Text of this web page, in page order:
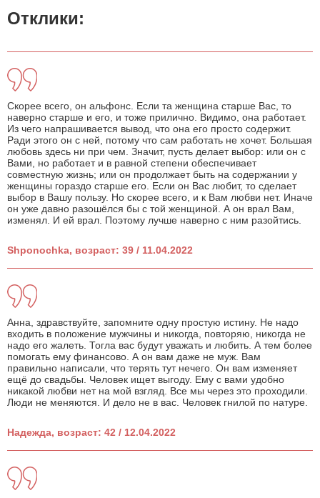
Отклики:
Скорее всего, он альфонс. Если та женщина старше Вас, то
наверно старше и его, и тоже прилично. Видимо, она работает.
Из чего напрашивается вывод, что она его просто содержит.
Ради этого он с ней, потому что сам работать не хочет. Большая
любовь здесь ни при чем. Значит, пусть делает выбор: или он с
Вами, но работает и в равной степени обеспечивает
совместную жизнь; или он продолжает быть на содержании у
женщины гораздо старше его. Если он Вас любит, то сделает
выбор в Вашу пользу. Но скорее всего, и к Вам любви нет. Иначе
он уже давно разошёлся бы с той женщиной. А он врал Вам,
изменял. И ей врал. Поэтому лучше наверно с ним разойтись.
Shponochka, возраст: 39 / 11.04.2022
Анна, здравствуйте, запомните одну простую истину. Не надо
входить в положение мужчины и никогда, повторяю, никогда не
надо его жалеть. Тогла вас будут уважать и любить. А тем более
помогать ему финансово. А он вам даже не муж. Вам
правильно написали, что терять тут нечего. Он вам изменяет
ещё до свадьбы. Человек ищет выгоду. Ему с вами удобно
никакой любви нет на мой взгляд. Все мы через это проходили.
Люди не меняются. И дело не в вас. Человек гнилой по натуре.
Надежда, возраст: 42 / 12.04.2022